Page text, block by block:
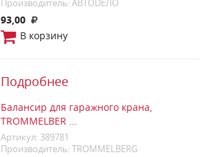
Производитель: АВТОDЕЛО
93,00
В корзину
Подробнее
Балансир для гаражного крана,
TROMMELBER ...
Артикул: 389781
Производитель: TROMMELBERG